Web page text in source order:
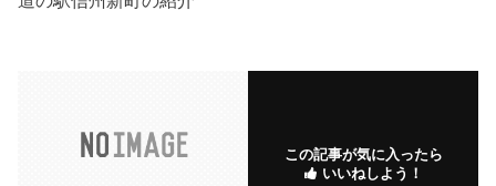
この記事が気に入ったら
いいねしよう！